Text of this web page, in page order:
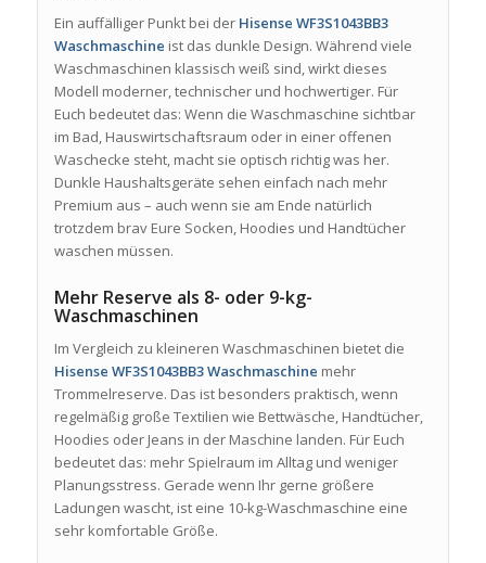
Ein auffälliger Punkt bei der Hisense WF3S1043BB3
Waschmaschine ist das dunkle Design. Während viele
Waschmaschinen klassisch weiß sind, wirkt dieses
Modell moderner, technischer und hochwertiger. Für
Euch bedeutet das: Wenn die Waschmaschine sichtbar
im Bad, Hauswirtschaftsraum oder in einer offenen
Waschecke steht, macht sie optisch richtig was her.
Dunkle Haushaltsgeräte sehen einfach nach mehr
Premium aus – auch wenn sie am Ende natürlich
trotzdem brav Eure Socken, Hoodies und Handtücher
waschen müssen.
Mehr Reserve als 8- oder 9-kg-
Waschmaschinen
Im Vergleich zu kleineren Waschmaschinen bietet die
Hisense WF3S1043BB3 Waschmaschine mehr
Trommelreserve. Das ist besonders praktisch, wenn
regelmäßig große Textilien wie Bettwäsche, Handtücher,
Hoodies oder Jeans in der Maschine landen. Für Euch
bedeutet das: mehr Spielraum im Alltag und weniger
Planungsstress. Gerade wenn Ihr gerne größere
Ladungen wascht, ist eine 10-kg-Waschmaschine eine
sehr komfortable Größe.